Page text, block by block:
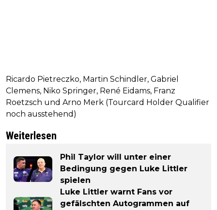
Ricardo Pietreczko, Martin Schindler, Gabriel
Clemens, Niko Springer, René Eidams, Franz
Roetzsch und Arno Merk (Tourcard Holder Qualifier
noch ausstehend)
Weiterlesen
Phil Taylor will unter einer
Bedingung gegen Luke Littler
spielen
Luke Littler warnt Fans vor
gefälschten Autogrammen auf